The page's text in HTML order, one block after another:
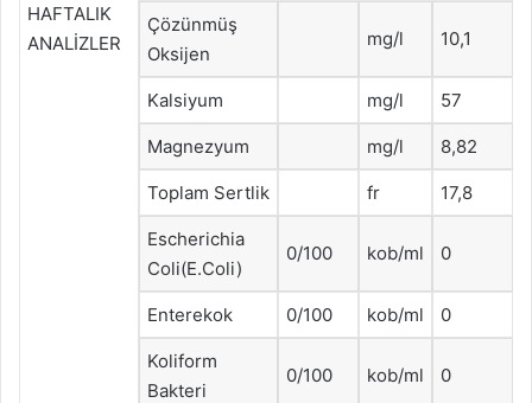
HAFTALIK
ANALİZLER
Çözünmüş
Oksijen
mg/l 10,1
Kalsiyum mg/l 57
Magnezyum mg/l 8,82
Toplam Sertlik fr 17,8
Escherichia
Coli(E.Coli)
0/100 kob/ml 0
Enterekok 0/100 kob/ml 0
Koliform
Bakteri
0/100 kob/ml 0